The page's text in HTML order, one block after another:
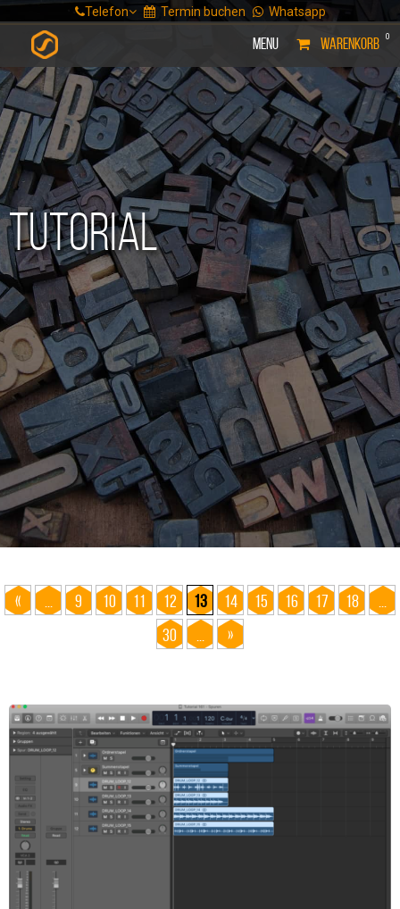
Telefon Termin buchen Whatsapp
WARENKORB 0
Menu
Tutorial
« 9 10 11 12 13 14 15 16 17 18
30
»